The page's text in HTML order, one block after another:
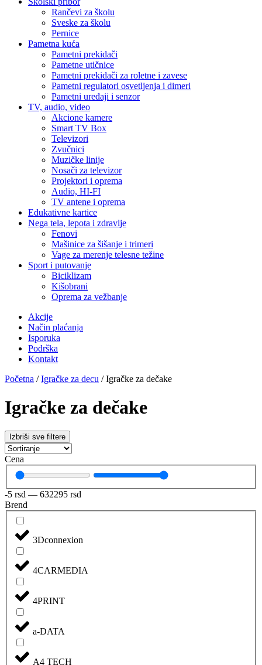
Rančevi za školu
Sveske za školu
Pernice
Pametna kuća
Pametni prekidači
Pametne utičnice
Pametni prekidači za roletne i zavese
Pametni regulatori osvetljenja i dimeri
Pametni uređaji i senzor
TV, audio, video
Akcione kamere
Smart TV Box
Televizori
Zvučnici
Muzičke linije
Nosači za televizor
Projektori i oprema
Audio, HI-FI
TV antene i oprema
Edukativne kartice
Nega tela, lepota i zdravlje
Fenovi
Mašinice za šišanje i trimeri
Vage za merenje telesne težine
Sport i putovanje
Biciklizam
Kišobrani
Oprema za vežbanje
Akcije
Način plaćanja
Isporuka
Podrška
Kontakt
Početna /Igračke za decu / Igračke za dečake
Igračke za dečake
Izbriši sve filtere
Cena
-5 rsd — 632295 rsd
Brend
3Dconnexion
4CARMEDIA
4PRINT
a-DATA
A4 TECH